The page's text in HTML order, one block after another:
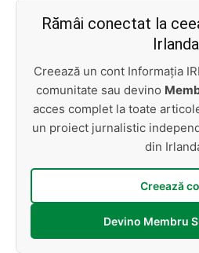
Rămâi conectat la
Irlanda
Creează un cont Informația
comunitate sau devino
acces complet la toate
un proiect jurnalistic
din
Creează
Devino Membru